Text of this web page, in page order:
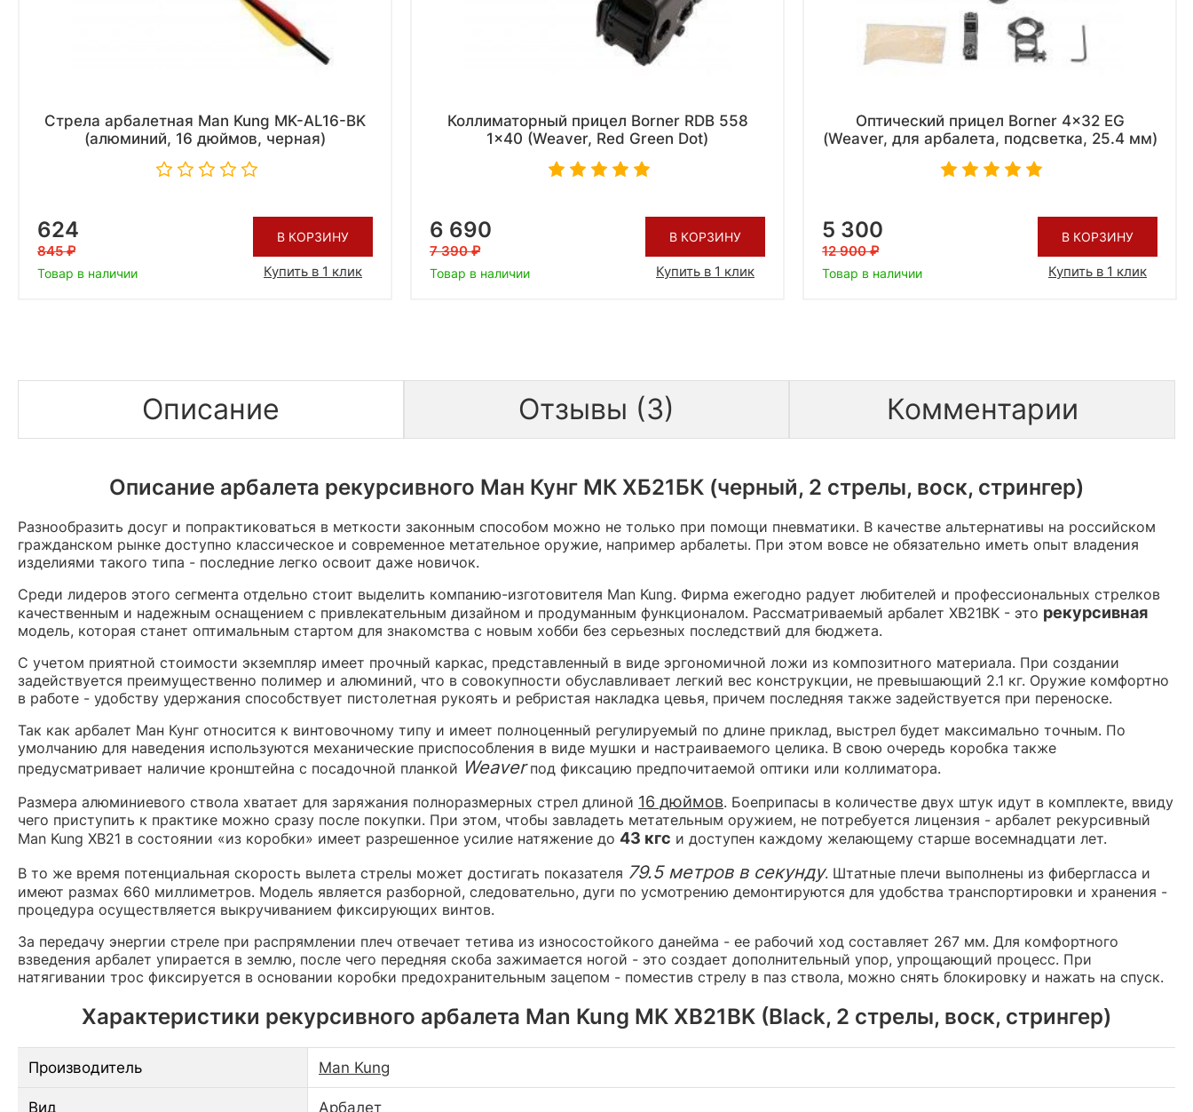
Стрела арбалетная Man Kung MK-AL16-BK
(алюминий, 16 дюймов, черная)
624
845
Товар в наличии
В КОРЗИНУ
Купить в 1 клик
Коллиматорный прицел Borner RDB 558
1x40 (Weaver, Red Green Dot)
6 690
7 390
Товар в наличии
В КОРЗИНУ
Купить в 1 клик
Оптический прицел Borner 4x32 EG
(Weaver, для арбалета, подсветка, 25.4 мм)
5 300
12 900
Товар в наличии
В КОРЗИНУ
Купить в 1 клик
Описание Отзывы (3) Комментарии
Описание арбалета рекурсивного Ман Кунг МК ХБ21БК (черный, 2 стрелы, воск, стрингер)
Разнообразить досуг и попрактиковаться в меткости законным способом можно не только при помощи пневматики. В качестве альтернативы на российском
гражданском рынке доступно классическое и современное метательное оружие, например арбалеты. При этом вовсе не обязательно иметь опыт владения
изделиями такого типа - последние легко освоит даже новичок.
Среди лидеров этого сегмента отдельно стоит выделить компанию-изготовителя Man Kung. Фирма ежегодно радует любителей и профессиональных стрелков
качественным и надежным оснащением с привлекательным дизайном и продуманным функционалом. Рассматриваемый арбалет XB21BK - это рекурсивная
модель, которая станет оптимальным стартом для знакомства с новым хобби без серьезных последствий для бюджета.
С учетом приятной стоимости экземпляр имеет прочный каркас, представленный в виде эргономичной ложи из композитного материала. При создании
задействуется преимущественно полимер и алюминий, что в совокупности обуславливает легкий вес конструкции, не превышающий 2.1 кг. Оружие комфортно
в работе - удобству удержания способствует пистолетная рукоять и ребристая накладка цевья, причем последняя также задействуется при переноске.
Так как арбалет Ман Кунг относится к винтовочному типу и имеет полноценный регулируемый по длине приклад, выстрел будет максимально точным. По
умолчанию для наведения используются механические приспособления в виде мушки и настраиваемого целика. В свою очередь коробка также
предусматривает наличие кронштейна с посадочной планкой Weaverпод фиксацию предпочитаемой оптики или коллиматора.
Размера алюминиевого ствола хватает для заряжания полноразмерных стрел длиной 16 дюймов. Боеприпасы в количестве двух штук идут в комплекте, ввиду
чего приступить к практике можно сразу после покупки. При этом, чтобы завладеть метательным оружием, не потребуется лицензия - арбалет рекурсивный
Man Kung XB21 в состоянии «из коробки» имеет разрешенное усилие натяжение до 43 кгс и доступен каждому желающему старше восемнадцати лет.
В то же время потенциальная скорость вылета стрелы может достигать показателя 79.5 метров в секунду. Штатные плечи выполнены из фибергласса и
имеют размах 660 миллиметров. Модель является разборной, следовательно, дуги по усмотрению демонтируются для удобства транспортировки и хранения -
процедура осуществляется выкручиванием фиксирующих винтов.
За передачу энергии стреле при распрямлении плеч отвечает тетива из износостойкого данейма - ее рабочий ход составляет 267 мм. Для комфортного
взведения арбалет упирается в землю, после чего передняя скоба зажимается ногой - это создает дополнительный упор, упрощающий процесс. При
натягивании трос фиксируется в основании коробки предохранительным зацепом - поместив стрелу в паз ствола, можно снять блокировку и нажать на спуск.
Характеристики рекурсивного арбалета Man Kung MK XB21BK (Black, 2 стрелы, воск, стрингер)
Производитель Man Kung
Вид Арбалет